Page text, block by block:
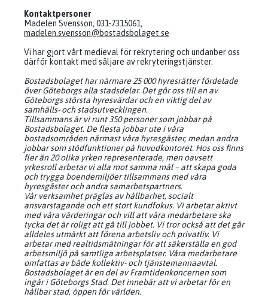
Kontaktpersoner
Madelen Svensson, 031-7315061,
madelen.svensson@bostadsbolaget.se
Vi har gjort vårt medieval för rekrytering och undanber oss
därför kontakt med säljare av rekryteringstjänster.
Bostadsbolaget har närmare 25 000 hyresrätter fördelade
över Göteborgs alla stadsdelar. Det gör oss till en av
Göteborgs största hyresvärdar och en viktig del av
samhälls- och stadsutvecklingen.
Tillsammans är vi runt 350 personer som jobbar på
Bostadsbolaget. De flesta jobbar ute i våra
bostadsområden närmast våra hyresgäster, medan andra
jobbar som stödfunktioner på huvudkontoret. Hos oss finns
fler än 20 olika yrken representerade, men oavsett
yrkesroll arbetar vi alla mot samma mål – att skapa goda
och trygga boendemiljöer tillsammans med våra
hyresgäster och andra samarbetspartners.
Vår verksamhet präglas av hållbarhet, socialt
ansvarstagande och ett stort kundfokus. Vi arbetar aktivt
med våra värderingar och vill att våra medarbetare ska
tycka det är roligt att gå till jobbet. Vi tror också att det går
alldeles utmärkt att förena arbetsliv och privatliv. Vi
arbetar med realtidsmätningar för att säkerställa en god
arbetsmiljö på samtliga arbetsplatser. Våra medarbetare
omfattas av både kollektiv- och tjänstemannaavtal.
Bostadsbolaget är en del av Framtidenkoncernen som
ingår i Göteborgs Stad. Det innebär att vi arbetar för en
hållbar stad, öppen för världen.